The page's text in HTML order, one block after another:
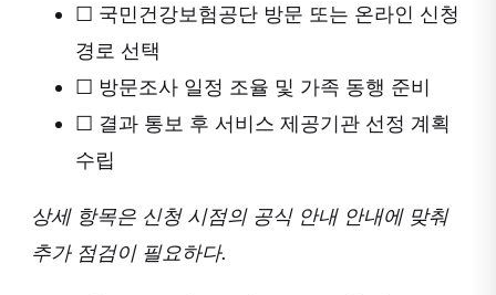
☐ 국민건강보험공단 방문 또는 온라인 신청
경로 선택
☐ 방문조사 일정 조율 및 가족 동행 준비
☐ 결과 통보 후 서비스 제공기관 선정 계획
수립
상세 항목은 신청 시점의 공식 안내 안내에 맞춰
추가 점검이 필요하다.